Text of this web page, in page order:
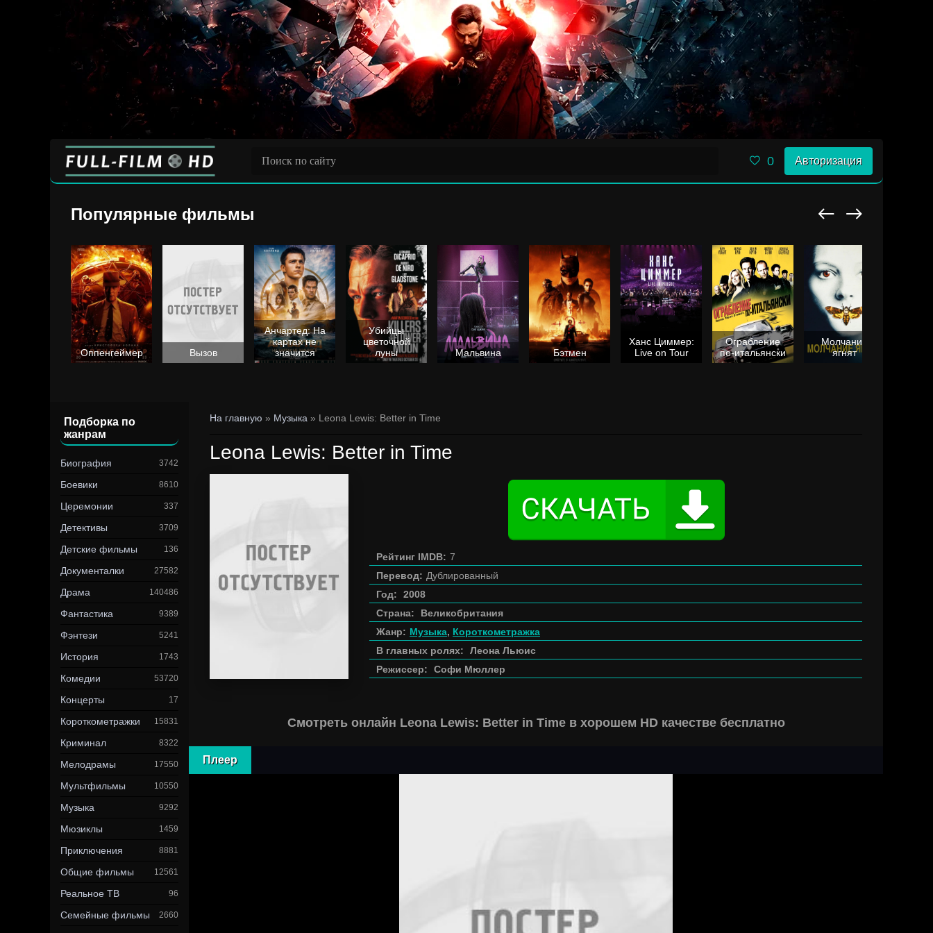
0 Авторизация
Популярные фильмы
Оппенгеймер Вызов
Анчартед: На
картах не
значится
Убийцы
цветочной
луны
Мальвина Бэтмен
Ханс Циммер:
Live on Tour
Ограбление
по-итальянски
Молчание
ягнят
Подборка по
жанрам
Биография 3742
Боевики 8610
Церемонии 337
Детективы 3709
Детские фильмы 136
Документалки 27582
Драма 140486
Фантастика 9389
Фэнтези 5241
История 1743
Комедии 53720
Концерты 17
Короткометражки 15831
Криминал 8322
Мелодрамы 17550
Мультфильмы 10550
Музыка 9292
Мюзиклы 1459
Приключения 8881
Общие фильмы 12561
Реальное ТВ 96
Семейные фильмы 2660
На главную » Музыка » Leona Lewis: Better in Time
Leona Lewis: Better in Time
Рейтинг IMDB: 7
Перевод: Дублированный
Год:
2008
Страна:
Великобритания
Жанр: Музыка, Короткометражка
В главных ролях:
Леона Льюис
Режиссер:
Софи Мюллер
Смотреть онлайн Leona Lewis: Better in Time в хорошем HD качестве бесплатно
Плеер